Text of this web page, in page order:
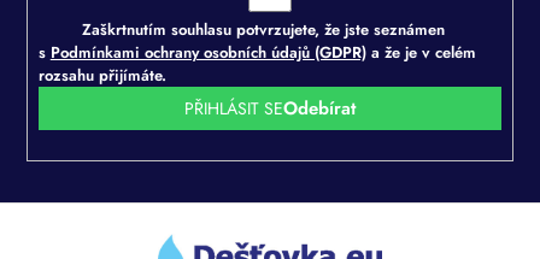
Zaškrtnutím souhlasu potvrzujete, že jste seznámen
s Podmínkami ochrany osobních údajů (GDPR)a že je v celém
rozsahu přijímáte.
PŘIHLÁSIT SE
Z